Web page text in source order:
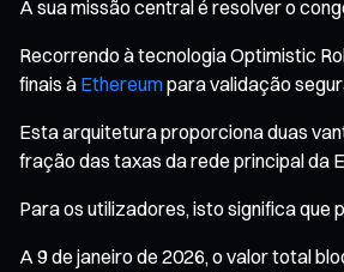
A sua missão central é resolver o
Recorrendo à tecnologia Optimistic
finais à Ethereumpara validação
Esta arquitetura proporciona duas
fração das taxas da rede principal da
Para os utilizadores, isto significa
A 9 de janeiro de 2026, o valor total